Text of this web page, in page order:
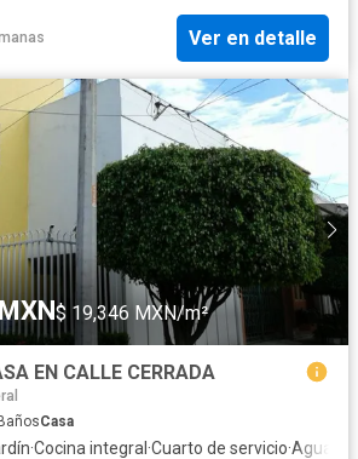
Ver en detalle
$ 19,346 MXN/m²
EN CALLE CERRADA
BañosCasa
·Cocina integral ·Cuarto de servicio·Agua